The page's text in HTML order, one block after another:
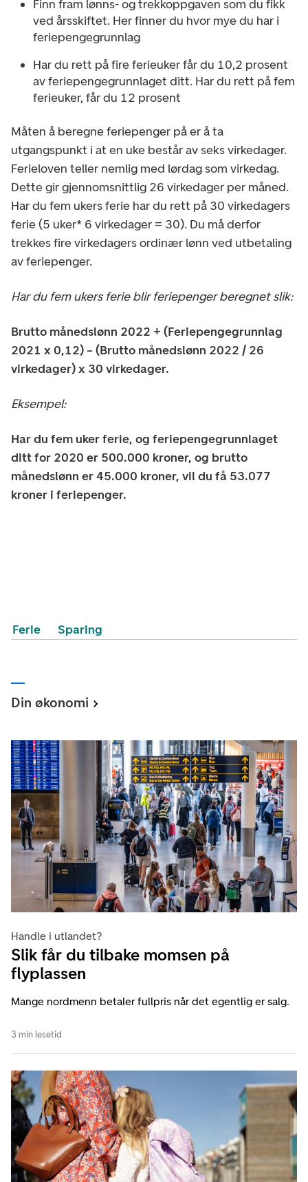
Finn fram lønns- og trekkoppgaven som du fikk
ved årsskiftet. Her finner du hvor mye du har i
feriepengegrunnlag
Har du rett på fire ferieuker får du 10,2 prosent
av feriepengegrunnlaget ditt. Har du rett på fem
ferieuker, får du 12 prosent
Måten å beregne feriepenger på er å ta
utgangspunkt i at en uke består av seks virkedager.
Ferieloven teller nemlig med lørdag som virkedag.
Dette gir gjennomsnittlig 26 virkedager per måned.
Har du fem ukers ferie har du rett på 30 virkedagers
ferie (5 uker* 6 virkedager = 30). Du må derfor
trekkes fire virkedagers ordinær lønn ved utbetaling
av feriepenger.
Har du fem ukers ferie blir feriepenger beregnet slik:
Brutto månedslønn 2022 + (Feriepengegrunnlag
2021 x 0,12) – (Brutto månedslønn 2022 / 26
virkedager) x 30 virkedager.
Eksempel:
Har du fem uker ferie, og feriepengegrunnlaget
ditt for 2020 er 500.000 kroner, og brutto
månedslønn er 45.000 kroner, vil du få 53.077
kroner i feriepenger.
Ferie Sparing
Din økonomi
Handle i utlandet?
Slik får du tilbake momsen på
flyplassen
Mange nordmenn betaler fullpris når det egentlig er salg.
3 min lesetid